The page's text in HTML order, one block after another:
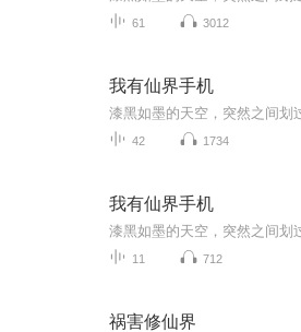
61 3012
我有仙界手机
42 1734
我有仙界手机
11 712
祸害修仙界